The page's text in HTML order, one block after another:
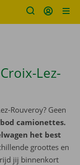
Lez-
Rouveroy? Geen
camionettes.
het best
groottes en
jij binnenkort